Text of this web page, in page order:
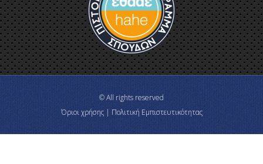
© All rights reserved
Όριοι χρήσης | Πολιτική Εμπιστευτικότητας